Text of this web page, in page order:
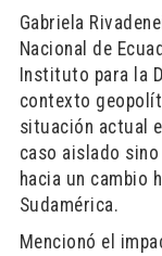
Gabriela
Nacional de
Instituto para la
contexto
situación actual
caso aislado
hacia un cambio
Sudamérica.
Mencionó el